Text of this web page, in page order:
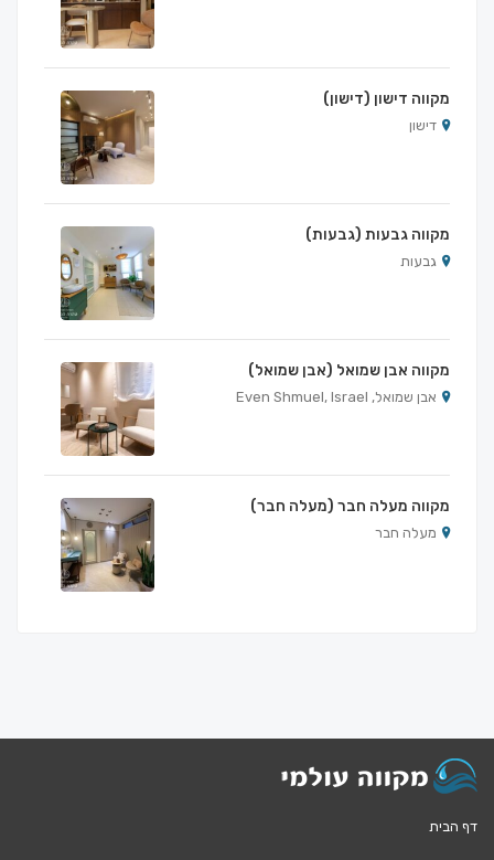
מקווה דישון (דישון)
דישון
מקווה גבעות (גבעות)
גבעות
מקווה אבן שמואל (אבן שמואל)
אבן שמואל, Even Shmuel, Israel
מקווה מעלה חבר (מעלה חבר)
מעלה חבר
דף הבית